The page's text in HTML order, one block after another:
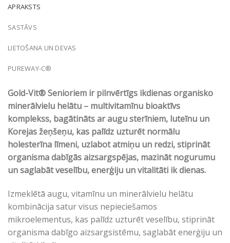
APRAKSTS
SASTĀVS
LIETOŠANA UN DEVAS
PUREWAY-C®
Gold-Vit® Senioriem ir pilnvērtīgs ikdienas organisko
minerālvielu helātu – multivitamīnu bioaktīvs
komplekss, bagātināts ar augu sterīniem, luteīnu un
Korejas žeņšeņu, kas palīdz uzturēt normālu
holesterīna līmeni, uzlabot atmiņu un redzi, stiprināt
organisma dabīgās aizsargspējas, mazināt nogurumu
un saglabāt veselību, enerģiju un vitalitāti ik dienas.
Izmeklētā augu, vitamīnu un minerālvielu helātu
kombinācija satur visus nepieciešamos
mikroelementus, kas palīdz uzturēt veselību, stiprināt
organisma dabīgo aizsargsistēmu, saglabāt enerģiju un